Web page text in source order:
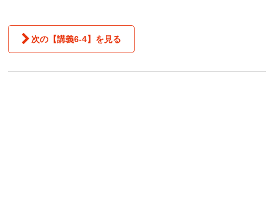
次の【講義6-4】を見る